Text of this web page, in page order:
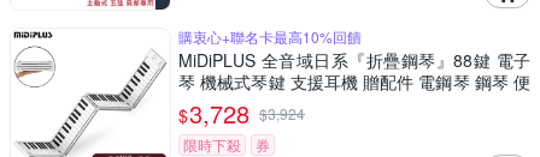
購衷心+聯名卡最高10%回饋
MiDiPLUS 全音域日系『折疊鋼琴』88鍵 電子
琴 機械式琴鍵 支援耳機 贈配件 電鋼琴 鋼琴 便
攜式鋼琴
$3,728 $3,924
限時下殺
券